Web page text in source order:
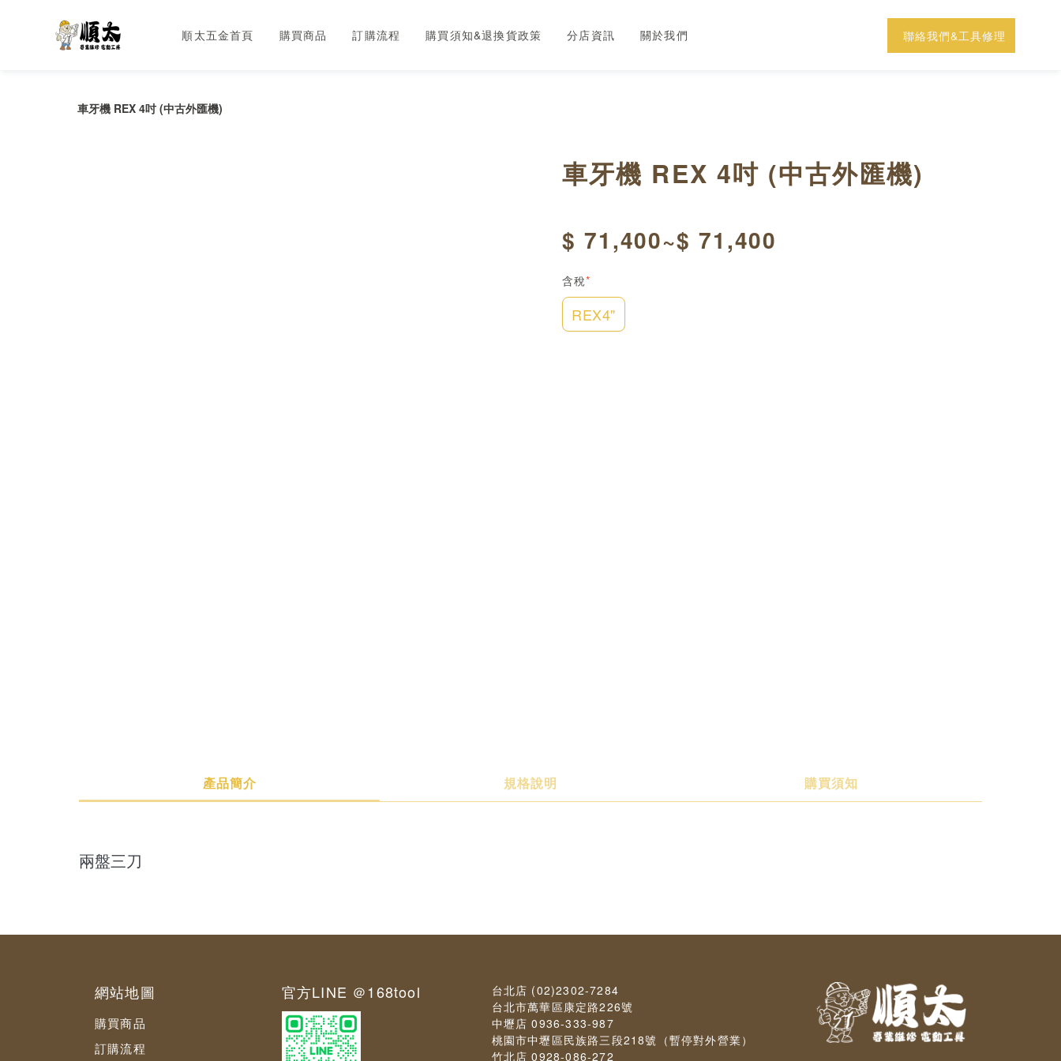
順太五金首頁 購買商品 訂購流程 購買須知&退換貨政策 分店資訊 關於我們 聯絡我們&工具修理
車牙機 REX 4吋 (中古外匯機)
車牙機 REX 4吋 (中古外匯機)
$ 71,400~$ 71,400
含稅*
REX4"
產品簡介 規格說明 購買須知
兩盤三刀
網站地圖
購買商品
訂購流程
官方LINE ＠168tool
台北店 (02)2302-7284
台北市萬華區康定路226號
中壢店 0936-333-987
桃園市中壢區民族路三段218號（暫停對外營業）
竹北店 0928-086-272